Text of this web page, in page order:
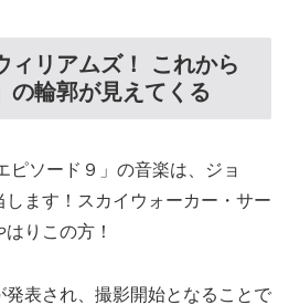
ィリアムズ！ これから
の輪郭が見えてくる
ソード９」の音楽は、ジョ
ます！スカイウォーカー・サー
りこの方！
表され、撮影開始となることで